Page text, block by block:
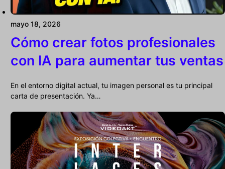
mayo 18, 2026
Cómo crear fotos profesionales
con IA para aumentar tus ventas
En el entorno digital actual, tu imagen personal es tu principal
carta de presentación. Ya…